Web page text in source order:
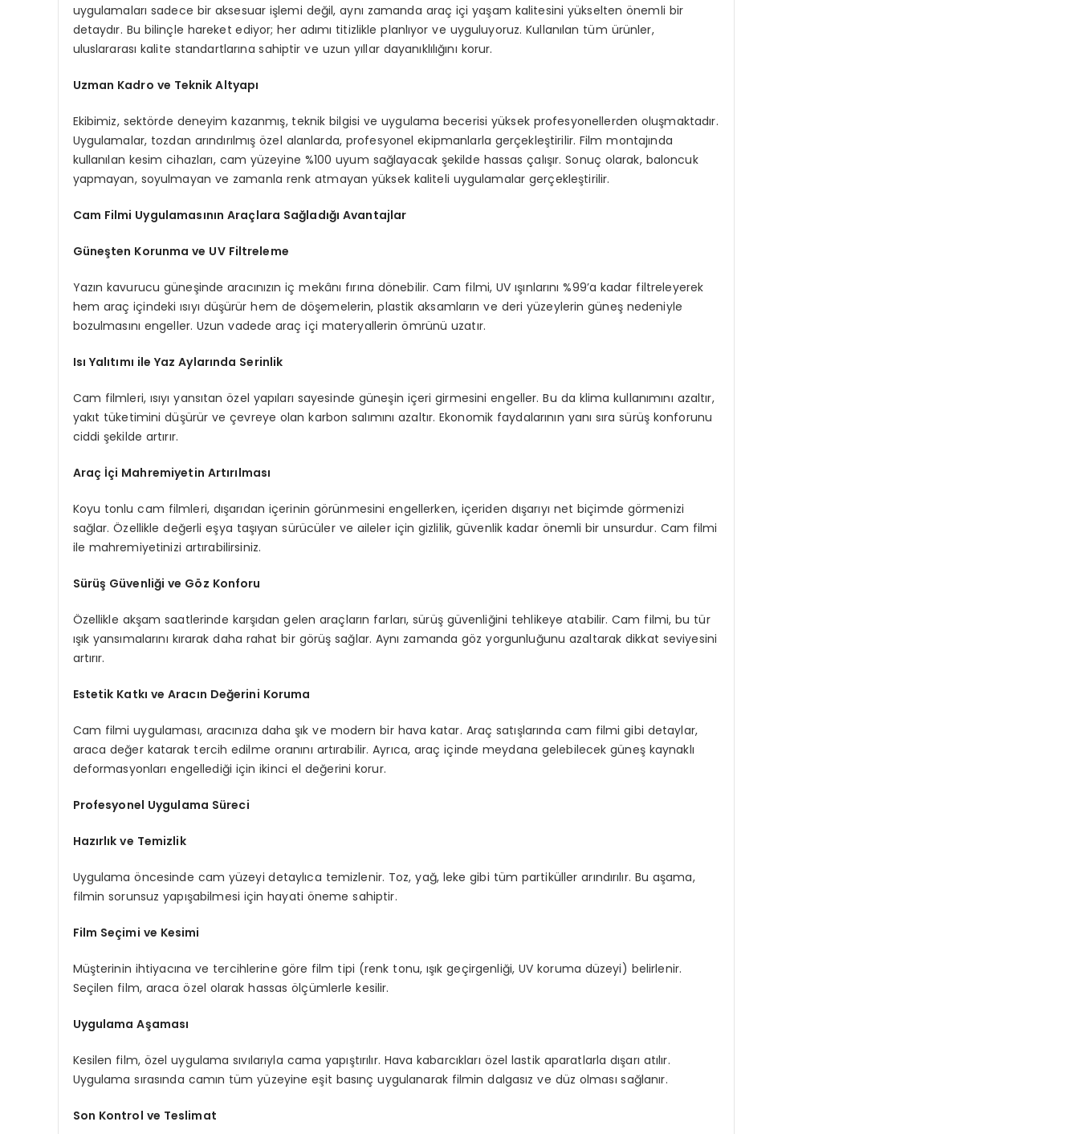
uygulamaları sadece bir aksesuar işlemi değil, aynı zamanda araç içi yaşam kalitesini yükselten önemli bir
detaydır. Bu bilinçle hareket ediyor; her adımı titizlikle planlıyor ve uyguluyoruz. Kullanılan tüm ürünler,
uluslararası kalite standartlarına sahiptir ve uzun yıllar dayanıklılığını korur.
Uzman Kadro ve Teknik Altyapı
Ekibimiz, sektörde deneyim kazanmış, teknik bilgisi ve uygulama becerisi yüksek profesyonellerden oluşmaktadır.
Uygulamalar, tozdan arındırılmış özel alanlarda, profesyonel ekipmanlarla gerçekleştirilir. Film montajında
kullanılan kesim cihazları, cam yüzeyine %100 uyum sağlayacak şekilde hassas çalışır. Sonuç olarak, baloncuk
yapmayan, soyulmayan ve zamanla renk atmayan yüksek kaliteli uygulamalar gerçekleştirilir.
Cam Filmi Uygulamasının Araçlara Sağladığı Avantajlar
Güneşten Korunma ve UV Filtreleme
Yazın kavurucu güneşinde aracınızın iç mekânı fırına dönebilir. Cam filmi, UV ışınlarını %99’a kadar filtreleyerek
hem araç içindeki ısıyı düşürür hem de döşemelerin, plastik aksamların ve deri yüzeylerin güneş nedeniyle
bozulmasını engeller. Uzun vadede araç içi materyallerin ömrünü uzatır.
Isı Yalıtımı ile Yaz Aylarında Serinlik
Cam filmleri, ısıyı yansıtan özel yapıları sayesinde güneşin içeri girmesini engeller. Bu da klima kullanımını azaltır,
yakıt tüketimini düşürür ve çevreye olan karbon salımını azaltır. Ekonomik faydalarının yanı sıra sürüş konforunu
ciddi şekilde artırır.
Araç İçi Mahremiyetin Artırılması
Koyu tonlu cam filmleri, dışarıdan içerinin görünmesini engellerken, içeriden dışarıyı net biçimde görmenizi
sağlar. Özellikle değerli eşya taşıyan sürücüler ve aileler için gizlilik, güvenlik kadar önemli bir unsurdur. Cam filmi
ile mahremiyetinizi artırabilirsiniz.
Sürüş Güvenliği ve Göz Konforu
Özellikle akşam saatlerinde karşıdan gelen araçların farları, sürüş güvenliğini tehlikeye atabilir. Cam filmi, bu tür
ışık yansımalarını kırarak daha rahat bir görüş sağlar. Aynı zamanda göz yorgunluğunu azaltarak dikkat seviyesini
artırır.
Estetik Katkı ve Aracın Değerini Koruma
Cam filmi uygulaması, aracınıza daha şık ve modern bir hava katar. Araç satışlarında cam filmi gibi detaylar,
araca değer katarak tercih edilme oranını artırabilir. Ayrıca, araç içinde meydana gelebilecek güneş kaynaklı
deformasyonları engellediği için ikinci el değerini korur.
Profesyonel Uygulama Süreci
Hazırlık ve Temizlik
Uygulama öncesinde cam yüzeyi detaylıca temizlenir. Toz, yağ, leke gibi tüm partiküller arındırılır. Bu aşama,
filmin sorunsuz yapışabilmesi için hayati öneme sahiptir.
Film Seçimi ve Kesimi
Müşterinin ihtiyacına ve tercihlerine göre film tipi (renk tonu, ışık geçirgenliği, UV koruma düzeyi) belirlenir.
Seçilen film, araca özel olarak hassas ölçümlerle kesilir.
Uygulama Aşaması
Kesilen film, özel uygulama sıvılarıyla cama yapıştırılır. Hava kabarcıkları özel lastik aparatlarla dışarı atılır.
Uygulama sırasında camın tüm yüzeyine eşit basınç uygulanarak filmin dalgasız ve düz olması sağlanır.
Son Kontrol ve Teslimat